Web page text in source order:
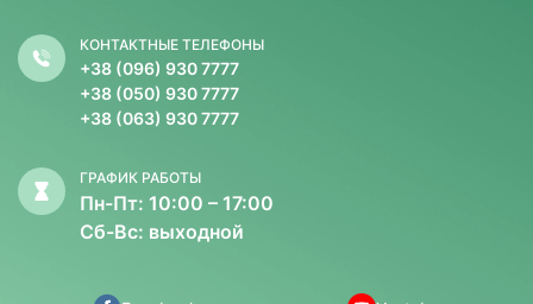
КОНТАКТНЫЕ ТЕЛЕФОНЫ
+38 (096) 930 7777
+38 (050) 930 7777
+38 (063) 930 7777
ГРАФИК РАБОТЫ
Пн-Пт: 10:00 – 17:00
Сб-Вс: выходной